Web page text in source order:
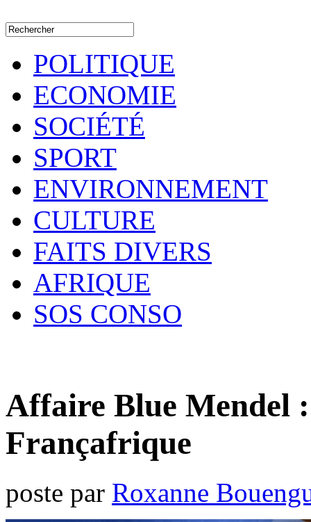
POLITIQUE
ECONOMIE
SOCIÉTÉ
SPORT
ENVIRONNEMENT
CULTURE
FAITS DIVERS
AFRIQUE
SOS CONSO
Affaire Blue Mendel
Françafrique
poste par Roxanne